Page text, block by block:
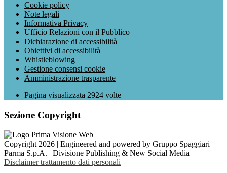
Cookie policy
Note legali
Informativa Privacy
Ufficio Relazioni con il Pubblico
Dichiarazione di accessibilità
Obiettivi di accessibilità
Whistleblowing
Gestione consensi cookie
Amministrazione trasparente
Pagina visualizzata 2924 volte
Sezione Copyright
Copyright 2026 | Engineered and powered by Gruppo Spaggiari
Parma S.p.A. | Divisione Publishing & New Social Media
Disclaimer trattamento dati personali